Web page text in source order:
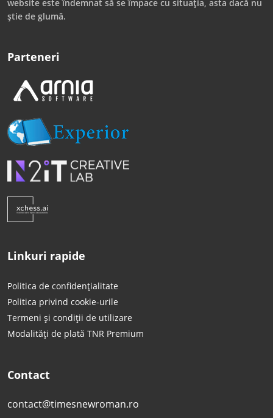
website este îndemnat să se împace cu situația, asta dacă nu
știe de glumă.
Parteneri
Linkuri rapide
Politica de confidențialitate
Politica privind cookie-urile
Termeni și condiții de utilizare
Modalități de plată TNR Premium
Contact
contact@timesnewroman.ro